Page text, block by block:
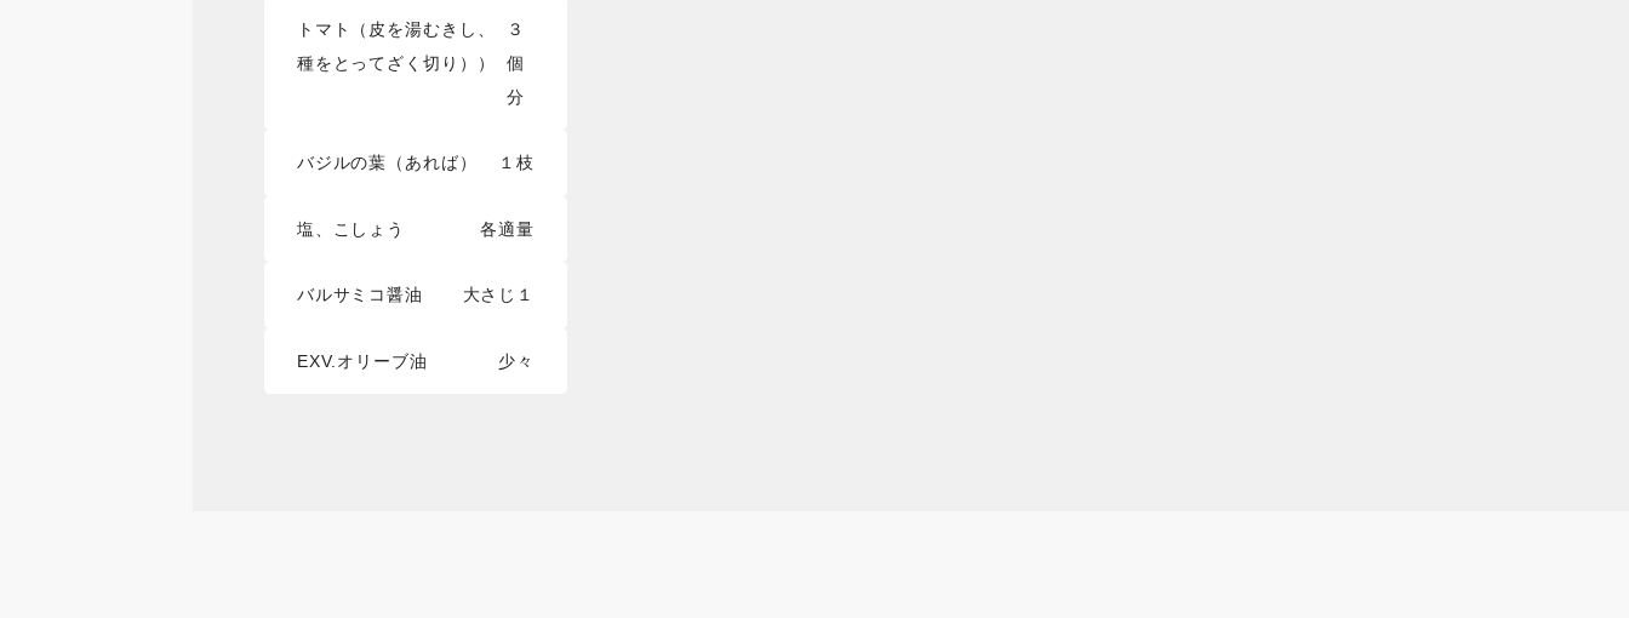
トマト（皮を湯むきし、
種をとってざく切り））
３
個
分
バジルの葉（あれば） １枝
塩、こしょう 各適量
バルサミコ醤油 大さじ１
EXV.オリーブ油 少々